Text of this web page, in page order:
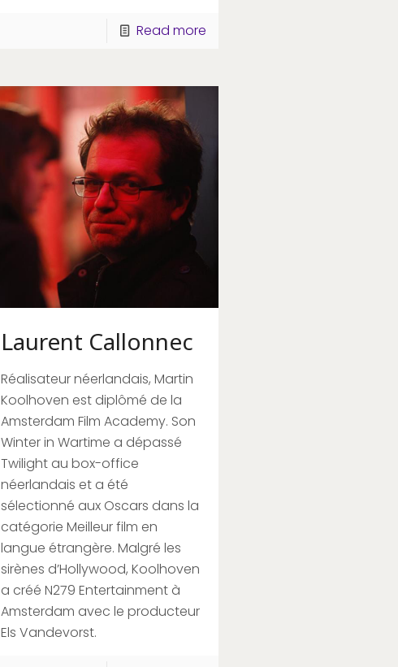
Read more
Laurent Callonnec
Réalisateur néerlandais, Martin
Koolhoven est diplômé de la
Amsterdam Film Academy. Son
Winter in Wartime a dépassé
Twilight au box-office
néerlandais et a été
sélectionné aux Oscars dans la
catégorie Meilleur film en
langue étrangère. Malgré les
sirènes d’Hollywood, Koolhoven
a créé N279 Entertainment à
Amsterdam avec le producteur
Els Vandevorst.